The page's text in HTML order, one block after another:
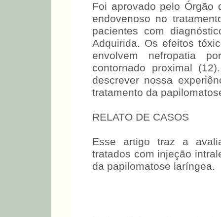
Foi aprovado pelo Órgão
endovenoso no
pacientes com
Adquirida. Os efeitos
envolvem nefropatia
contornado proximal
descrever nossa
tratamento da
RELATO DE CASOS
Esse artigo traz a
tratados com injeção
da papilomatose laríngea.